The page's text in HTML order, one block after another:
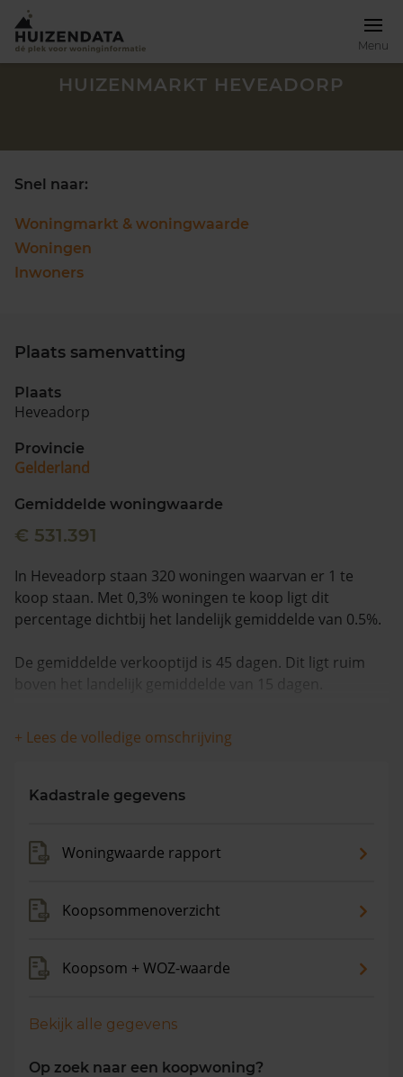
Menu
Zoek een woning
088 220 4200
Maandag t/m vrijdag - 08:00 -18:00
HUIZENMARKT HEVEADORP
Snel naar:
Woningmarkt & woningwaarde
Woningen
Inwoners
Plaats samenvatting
Plaats
Heveadorp
Provincie
Gelderland
Gemiddelde woningwaarde
€ 531.391
In Heveadorp staan 320 woningen waarvan er 1 te
koop staan. Met 0,3% woningen te koop ligt dit
percentage dichtbij het landelijk gemiddelde van 0.5%.
De gemiddelde verkooptijd is 45 dagen. Dit ligt ruim
boven het landelijk gemiddelde van 15 dagen.
De gemiddelde huizenprijs is €499.000. De gemiddelde
vraagprijs is €499.000. In de afgelopen 12 maanden is
+ Lees de volledige omschrijving
Kadastrale gegevens
Woningwaarde rapport
Koopsommenoverzicht
Koopsom + WOZ-waarde
Bekijk alle gegevens
Op zoek naar een koopwoning?